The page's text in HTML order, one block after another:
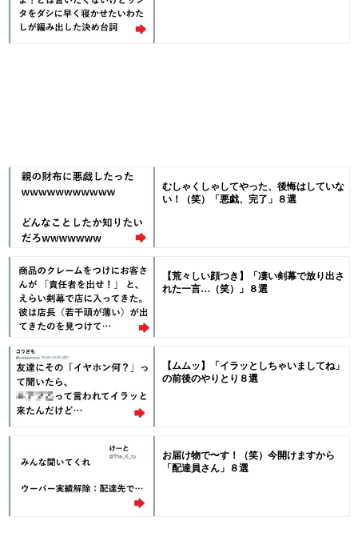
むしゃくしゃしてやった、後悔はしていな
い！（笑）「悪戯、完了」８選
【荒々しい顔つき】「凄い剣幕で放り出さ
れた一言…（笑）」８選
【ムムッ】「イラッとしちゃいましてね」
の前後のやりとり８選
お届け物で〜す！（笑）今開けますから
「配達員さん」８選